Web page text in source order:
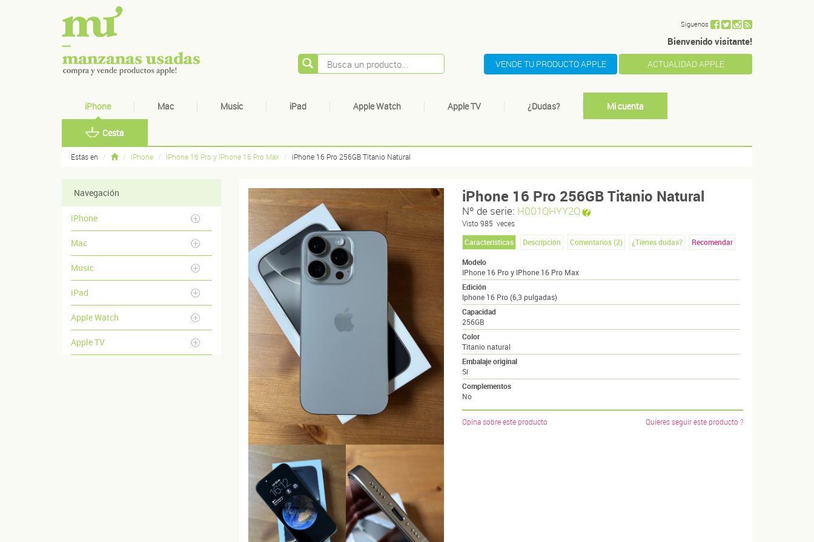
Siguenos
Bienvenido visitante!
VENDE TU PRODUCTO APPLE ACTUALIDAD APPLE
iPhone Mac Music iPad Apple Watch Apple TV ¿Dudas? Mi cuenta
Cesta
Estás en iPhone IPhone 16 Pro y IPhone 16 Pro Max iPhone 16 Pro 256GB Titanio Natural
Navegación
iPhone
Mac
Music
iPad
Apple Watch
Apple TV
iPhone 16 Pro 256GB Titanio Natural
Nº de serie: H001QHYY2Q
Visto985 veces
Características
Descripción Comentarios (2) ¿Tienes dudas? Recomendar
Modelo
IPhone 16 Pro y IPhone 16 Pro Max
Edición
Iphone 16 Pro (6,3 pulgadas)
Capacidad
256GB
Color
Titanio natural
Embalaje original
Sí
Complementos
No
Opina sobre este producto Quieres seguir este producto ?